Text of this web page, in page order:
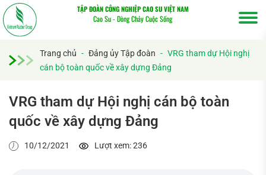
TẬP ĐOÀN CÔNG NGHIỆP CAO SU VIỆT NAM
Cao Su - Dòng Chảy Cuộc Sống
Trang chủ - Đảng ủy Tập đoàn - VRG tham dự Hội nghị
cán bộ toàn quốc về xây dựng Đảng
VRG tham dự Hội nghị cán bộ toàn
quốc về xây dựng Đảng
10/12/2021 Lượt xem: 236